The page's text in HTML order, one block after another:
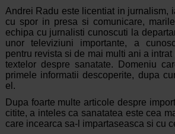
Andrei Radu este licentiat in jurnalism,
cu spor in presa si comunicare,
echipa cu jurnalisti cunoscuti la
unor televiziuni importante, a
pentru revista si de mai multi ani a
textelor despre sanatate. Domeniu
primele informatii descoperite, dupa
el.
Dupa foarte multe articole despre
citite, a inteles ca sanatatea este cea
care incearca sa-l impartaseasca si cu